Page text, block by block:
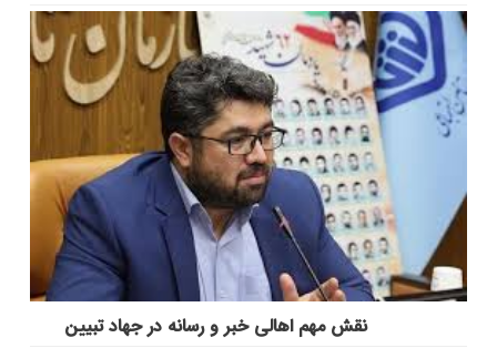
نقش مهم اهالی خبر و رسانه در جهاد تبیین